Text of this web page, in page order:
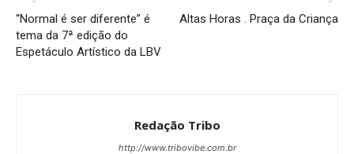
“Normal é ser diferente” é
tema da 7ª edição do
Espetáculo Artístico da LBV
Altas Horas . Praça da Criança
Redação Tribo
http://www.tribovibe.com.br